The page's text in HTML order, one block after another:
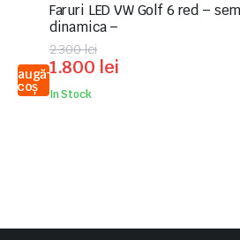
Adaugă
în coș
Faruri LED VW Golf 6 red –
dinamica –
2.300lei
Prețul
inițial
a
1.800 lei
Prețul
curent
este:
In Stock